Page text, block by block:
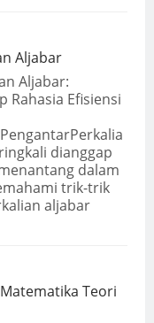
Aljabar
Aljabar:
Rahasia Efisiensi
dianggap
dalam
trik-trik
aljabar
Teori